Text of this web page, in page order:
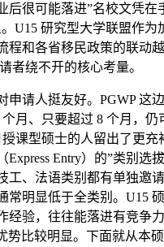
后很可能落进”名校文凭在
U15 研究型大学联盟作为
程和各省移民政策的联动
者绕不开的核心考量。
申请人挺友好。PGWP 这
月、只要超过 8 个月，仍
课型硕士的人留出了更充
Express Entry）的”类别选
工、法语类别都有单独邀
常明显低于全类别。U15
经验，往往能落进有竞争
势比较明显。下面就从本